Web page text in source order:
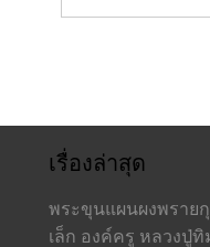
เรื่องล่าสุด
พระขุนแผนผงพราย
เล็ก องค์ครู หลวงปู่ทิ